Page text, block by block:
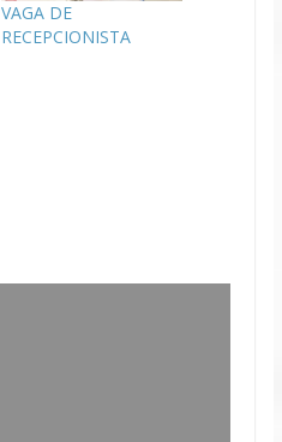
VAGA DE
RECEPCIONISTA